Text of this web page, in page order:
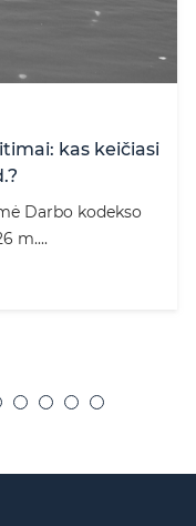
kas keičiasi
Darbo kodekso
m....